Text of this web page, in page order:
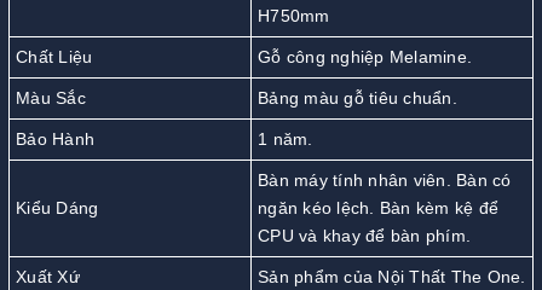
H750mm
Chất Liệu Gỗ công nghiệp Melamine.
Màu Sắc Bảng màu gỗ tiêu chuẩn.
Bảo Hành 1 năm.
Kiểu Dáng
Bàn máy tính nhân viên. Bàn có
ngăn kéo lệch. Bàn kèm kệ để
CPU và khay để bàn phím.
Xuất Xứ Sản phẩm của Nội Thất The One.